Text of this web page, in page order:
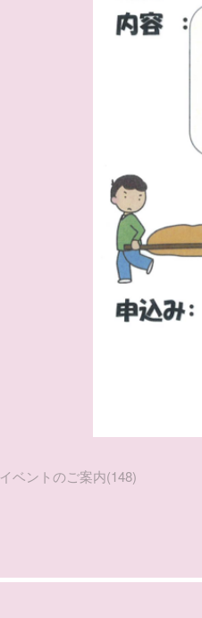
イベントのご案内(148)